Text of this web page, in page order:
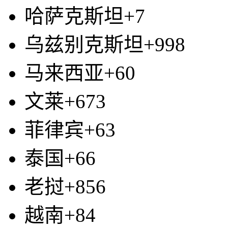
哈萨克斯坦+7
乌兹别克斯坦+998
马来西亚+60
文莱+673
菲律宾+63
泰国+66
老挝+856
越南+84